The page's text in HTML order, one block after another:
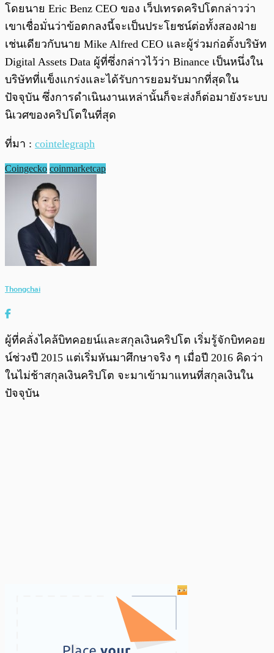
โดยนาย Eric Benz CEO ของ เว็ปเทรดคริปโตกล่าวว่า
เขาเชื่อมั่นว่าข้อตกลงนี้จะเป็นประโยชน์ต่อทั้งสองฝ่าย
เช่นเดียวกับนาย Mike Alfred CEO และผู้ร่วมก่อตั้งบริษัท
Digital Assets Data ผู้ที่ซึ่งกล่าวไว้ว่า Binance เป็นหนึ่งใน
บริษัทที่แข็งแกร่งและได้รับการยอมรับมากที่สุดใน
ปัจจุบัน ซึ่งการดำเนินงานเหล่านั้นก็จะส่งก็ต่อมายังระบบ
นิเวศของคริปโตในที่สุด
ที่มา : cointelegraph
Coingecko coinmarketcap
Thongchai
ผู้ที่คลั่งไคล้บิทคอยน์และสกุลเงินคริปโต เริ่มรู้จักบิทคอย
น์ช่วงปี 2015 แต่เริ่มหันมาศึกษาจริง ๆ เมื่อปี 2016 คิดว่า
ในไม่ช้าสกุลเงินคริปโต จะมาเข้ามาแทนที่สกุลเงินใน
ปัจจุบัน